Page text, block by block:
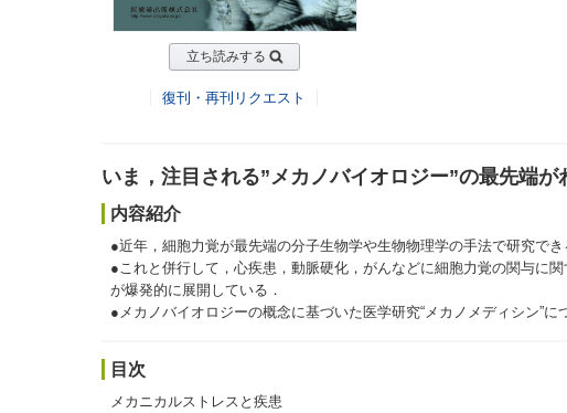
立ち読みする
復刊・再刊リクエスト
いま，注目される”メカノバイオロジー”の最先端が
内容紹介
●近年，細胞力覚が最先端の分子生物学や生物物理学の手法で研究で
●これと併行して，心疾患，動脈硬化，がんなどに細胞力覚の関与に
が爆発的に展開している．
●メカノバイオロジーの概念に基づいた医学研究“メカノメディシン”に
目次
メカニカルストレスと疾患